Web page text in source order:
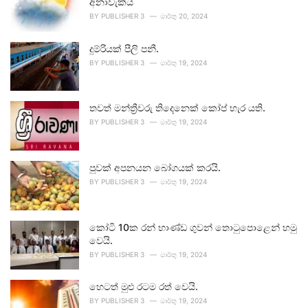
BY PUBLISHER 3 මාර්තු 20, 2024
දුම්රියක් පීලි පනී.
BY PUBLISHER 3 මාර්තු 19, 2024
තවත් මන්ත්‍රීවරු තිදෙනෙක් කෝප් හැර යති.
BY PUBLISHER 3 මාර්තු 19, 2024
පුවක් අපනයන බෝගයක් කරයි.
BY PUBLISHER 3 මාර්තු 19, 2024
කෝටි 10ක රන් භාණ්ඩ ගුවන් තොටුපොළෙන් හමු
වෙයි.
BY PUBLISHER 3 මාර්තු 19, 2024
හෙටත් මුළු රටම රත් වෙයි.
BY PUBLISHER 3 මාර්තු 19, 2024